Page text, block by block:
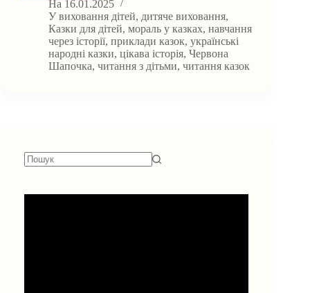
як
інструмент
навчання:
як
через
історії
На 16.01.2025
У виховання дітей, дитяче виховання,
Казки для дітей, мораль у казках, навчання
через історії, приклади казок, українські
народні казки, цікава історія, Червона
Шапочка, читання з дітьми, читання казок